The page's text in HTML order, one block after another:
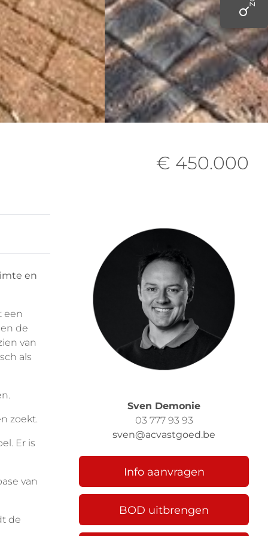
€ 450.000
en
een
de
van
als
zoekt.
Er is
van
de
Sven Demonie
03 777 93 93
sven@acvastgoed.be
Info aanvragen
BOD uitbrengen